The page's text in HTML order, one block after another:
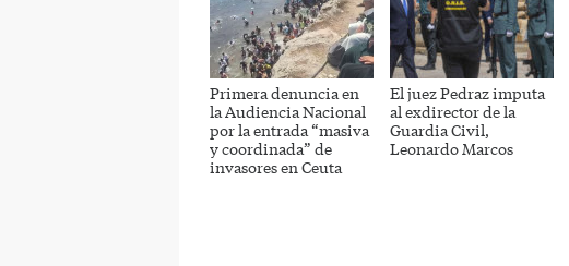
Primera denuncia en
la Audiencia Nacional
por la entrada “masiva
y coordinada” de
invasores en Ceuta
El juez Pedraz imputa
al exdirector de la
Guardia Civil,
Leonardo Marcos